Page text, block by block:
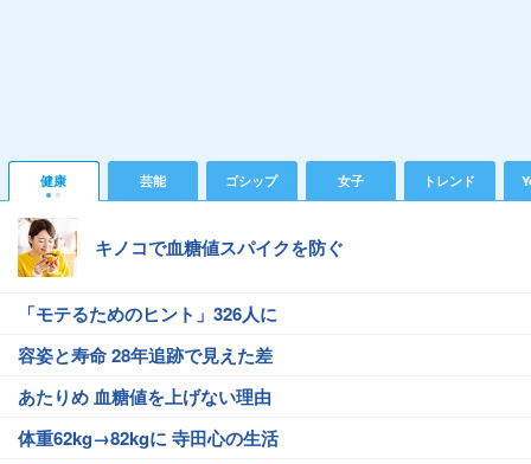
健康 芸能 ゴシップ 女子 トレンド
キノコで血糖値スパイクを防ぐ
「モテるためのヒント」326人に
容姿と寿命 28年追跡で見えた差
あたりめ 血糖値を上げない理由
体重62kg→82kgに 寺田心の生活